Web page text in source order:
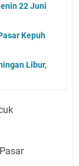
22 Juni
Kepuh
Libur,